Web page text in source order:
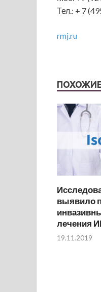
Тел.: + 7
rmj.ru
выявило
лечения
19.11.2019